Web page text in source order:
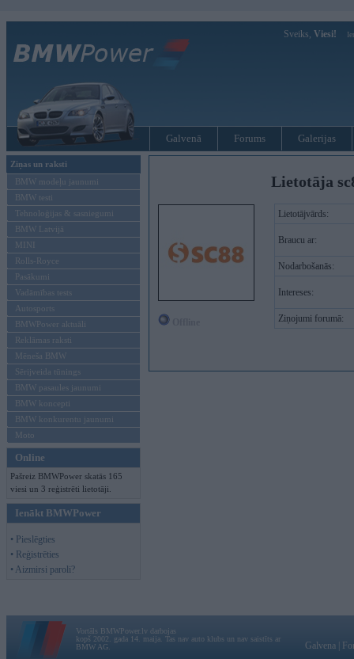
Sveiks, Viesi!
Galvenā Forums Galerijas
Ziņas un raksti
BMW modeļu jaunumi
BMW testi
Tehnoloģijas & sasniegumi
BMW Latvijā
MINI
Rolls-Royce
Pasākumi
Vadāmības tests
Autosports
BMWPower aktuāli
Reklāmas raksti
Mēneša BMW
Sērijveida tūnings
BMW pasaules jaunumi
BMW koncepti
BMW konkurentu jaunumi
Moto
Online
Pašreiz BMWPower skatās 165
viesi un 3 reģistrēti lietotāji.
Ienākt BMWPower
• Pieslēgties
• Reģistrēties
• Aizmirsi paroli?
Lietotāja
Lietotājvārds:
Braucu ar:
Nodarbošanās:
Intereses:
Ziņojumi forumā:
Vortāls BMWPower.lv darbojas
kopš 2002. gada 14. maija. Tas nav auto klubs un nav saistīts ar
BMW AG.
Galvena